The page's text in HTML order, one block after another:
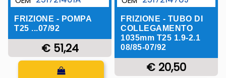
FRIZIONE - POMPA
T25 ...07/92
€ 51,24
Quantità
FRIZIONE - TUBO DI
COLLEGAMENTO
1035mm T25 1.9-2.1
08/85-07/92
€ 20,50